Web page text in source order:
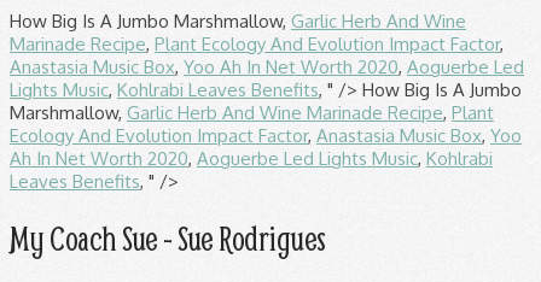
How Big Is A Jumbo Marshmallow, Garlic Herb And Wine
Marinade Recipe, Plant Ecology And Evolution Impact Factor,
Anastasia Music Box, Yoo Ah In Net Worth 2020, Aoguerbe Led
Lights Music, Kohlrabi Leaves Benefits, " /> How Big Is A Jumbo
Marshmallow, Garlic Herb And Wine Marinade Recipe, Plant
Ecology And Evolution Impact Factor, Anastasia Music Box, Yoo
Ah In Net Worth 2020, Aoguerbe Led Lights Music, Kohlrabi
Leaves Benefits, " />
My Coach Sue - Sue Rodrigues